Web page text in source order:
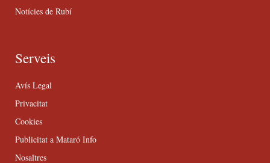
Notícies de Rubí
Serveis
Avís Legal
Privacitat
Cookies
Publicitat a Mataró Info
Nosaltres